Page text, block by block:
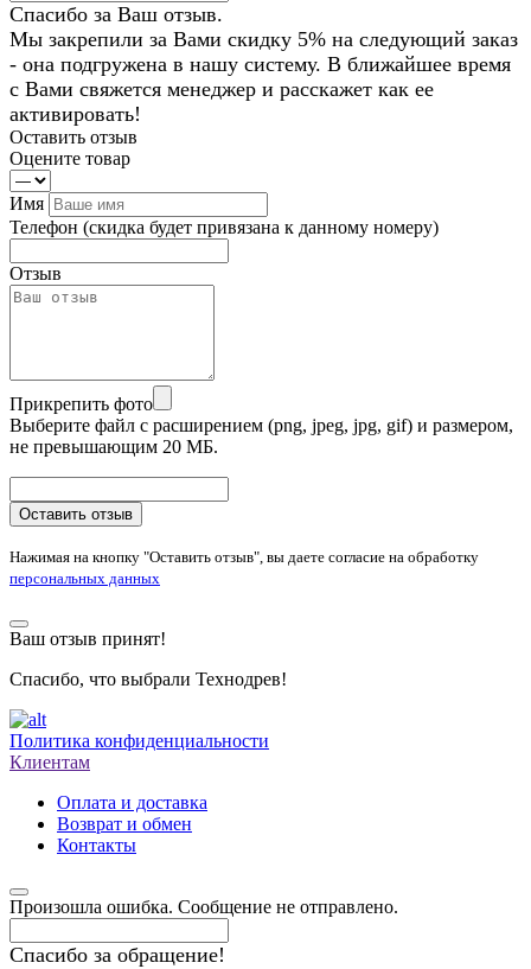
Спасибо за Ваш отзыв.
Мы закрепили за Вами скидку 5% на следующий заказ
- она подгружена в нашу систему. В ближайшее время
с Вами свяжется менеджер и расскажет как ее
активировать!
Оставить отзыв
Оцените товар
Имя
Телефон (скидка будет привязана к данному номеру)
Отзыв
Прикрепить фото
Выберите файл с расширением (png, jpeg, jpg, gif) и размером,
не превышающим 20 МБ.
Оставить отзыв
Нажимая на кнопку "Оставить отзыв", вы даете согласие на обработку
персональных данных
Ваш отзыв принят!
Спасибо, что выбрали Технодрев!
Политика конфиденциальности
Клиентам
Оплата и доставка
Возврат и обмен
Контакты
Произошла ошибка. Сообщение не отправлено.
Спасибо за обращение!